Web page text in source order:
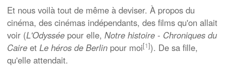
Et nous voilà tout de même à deviser. À propos du
cinéma, des cinémas indépendants, des films qu'on allait
voir (L'Odyssée pour elle, Notre histoire - Chroniques du
Caire et Le héros de Berlin pour moi[1]). De sa fille,
qu'elle attendait.